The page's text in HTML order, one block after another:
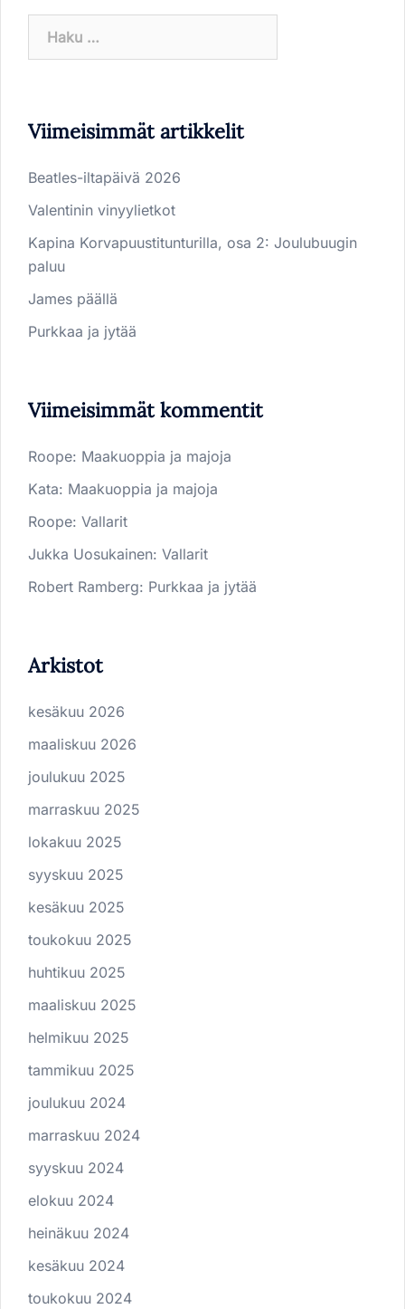
Viimeisimmät artikkelit
Beatles-iltapäivä 2026
Valentinin vinyylietkot
Kapina Korvapuustitunturilla, osa 2: Joulubuugin
paluu
James päällä
Purkkaa ja jytää
Viimeisimmät kommentit
Roope: Maakuoppia ja majoja
Kata: Maakuoppia ja majoja
Roope: Vallarit
Jukka Uosukainen: Vallarit
Robert Ramberg: Purkkaa ja jytää
Arkistot
kesäkuu 2026
maaliskuu 2026
joulukuu 2025
marraskuu 2025
lokakuu 2025
syyskuu 2025
kesäkuu 2025
toukokuu 2025
huhtikuu 2025
maaliskuu 2025
helmikuu 2025
tammikuu 2025
joulukuu 2024
marraskuu 2024
syyskuu 2024
elokuu 2024
heinäkuu 2024
kesäkuu 2024
toukokuu 2024